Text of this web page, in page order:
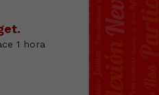
1 hora